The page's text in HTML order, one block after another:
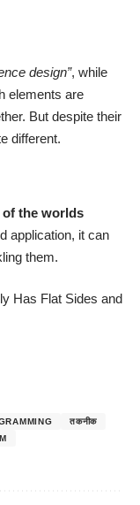
design”, while
elements are
But despite their
different.
of the worlds
application, it can
them.
Has Flat Sides and
तकनीक